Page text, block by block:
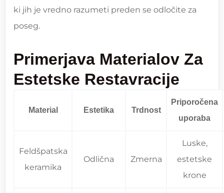
ki jih je vredno razumeti preden se odločite za
poseg.
Primerjava Materialov Za
Estetske Restavracije
Material Estetika Trdnost
Priporočena
uporaba
Feldšpatska
keramika
Odlična Zmerna
Luske,
estetske
krone